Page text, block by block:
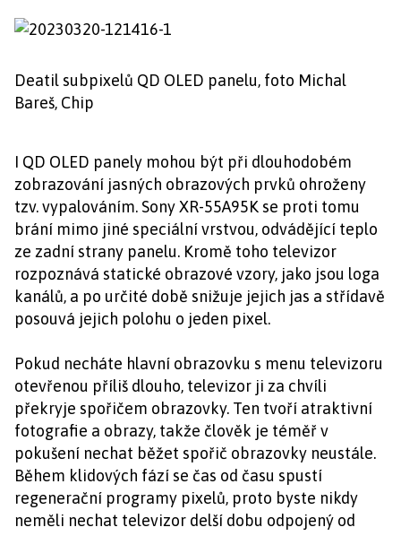
Deatil subpixelů QD OLED panelu, foto Michal
Bareš, Chip
I QD OLED panely mohou být při dlouhodobém
zobrazování jasných obrazových prvků ohroženy
tzv. vypalováním. Sony XR-55A95K se proti tomu
brání mimo jiné speciální vrstvou, odvádějící teplo
ze zadní strany panelu. Kromě toho televizor
rozpoznává statické obrazové vzory, jako jsou loga
kanálů, a po určité době snižuje jejich jas a střídavě
posouvá jejich polohu o jeden pixel.
Pokud necháte hlavní obrazovku s menu televizoru
otevřenou příliš dlouho, televizor ji za chvíli
překryje spořičem obrazovky. Ten tvoří atraktivní
fotografie a obrazy, takže člověk je téměř v
pokušení nechat běžet spořič obrazovky neustále.
Během klidových fází se čas od času spustí
regenerační programy pixelů, proto byste nikdy
neměli nechat televizor delší dobu odpojený od